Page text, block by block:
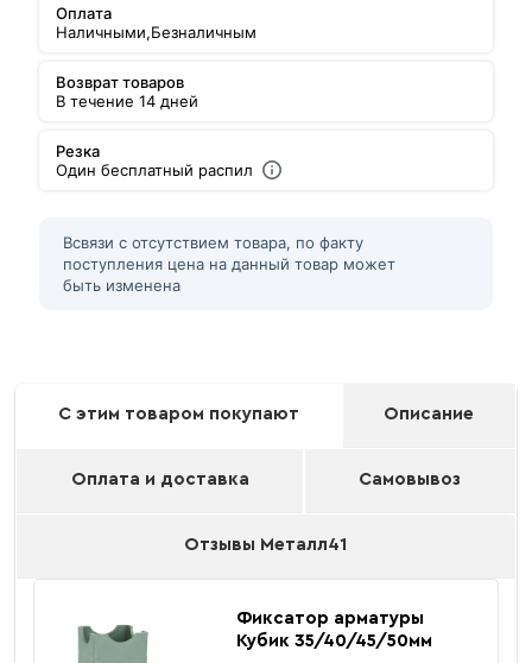
Оплата
Наличными,Безналичным
Возврат товаров
В течение 14 дней
Резка
Один бесплатный распил
Всвязи с отсутствием товара, по факту
поступления цена на данный товар может
быть изменена
С этим товаром покупают Описание
Оплата и доставка Самовывоз
Отзывы Металл41
Фиксатор арматуры
Кубик 35/40/45/50мм